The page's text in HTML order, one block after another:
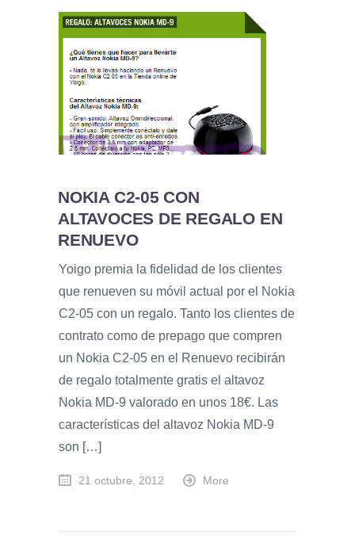
NOKIA C2-05 CON
ALTAVOCES DE REGALO EN
RENUEVO
Yoigo premia la fidelidad de los clientes
que renueven su móvil actual por el Nokia
C2-05 con un regalo. Tanto los clientes de
contrato como de prepago que compren
un Nokia C2-05 en el Renuevo recibirán
de regalo totalmente gratis el altavoz
Nokia MD-9 valorado en unos 18€. Las
características del altavoz Nokia MD-9
son […]
21 octubre, 2012 More